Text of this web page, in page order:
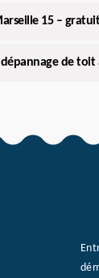
15 –
de toit